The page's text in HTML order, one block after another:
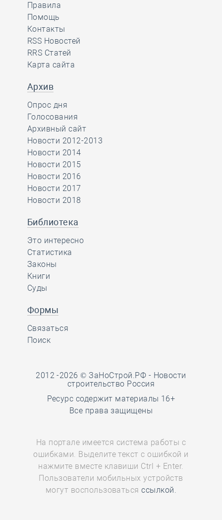
Правила
Помощь
Контакты
RSS Новостей
RRS Статей
Карта сайта
Архив
Опрос дня
Голосования
Архивный сайт
Новости 2012-2013
Новости 2014
Новости 2015
Новости 2016
Новости 2017
Новости 2018
Библиотека
Это интересно
Статистика
Законы
Книги
Суды
Формы
Связаться
Поиск
2012 -2026 © ЗаНоСтрой.РФ - Новости
строительство Россия
Ресурс содержит материалы 16+
Все права защищены
На портале имеется система работы с
ошибками. Выделите текст с ошибкой и
нажмите вместе клавиши Ctrl + Enter.
Пользователи мобильных устройств
могут воспользоватьсяссылкой.